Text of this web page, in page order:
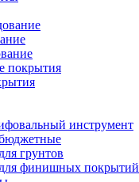
покрытия
инструмент
грунтов
финишных покрытий